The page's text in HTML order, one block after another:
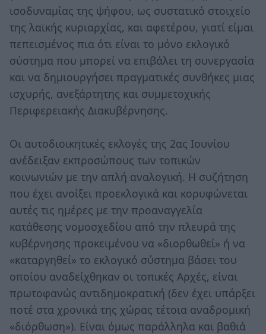
ισοδυναμίας της ψήφου, ως συστατικό στοιχείο
της λαϊκής κυριαρχίας, και αφετέρου, γιατί είμαι
πεπεισμένος πια ότι είναι το μόνο εκλογικό
σύστημα που μπορεί να επιβάλει τη συνεργασία
και να δημιουργήσει πραγματικές συνθήκες μιας
ισχυρής, ανεξάρτητης και συμμετοχικής
Περιφερειακής Διακυβέρνησης.
Οι αυτοδιοικητικές εκλογές της 2ας Ιουνίου
ανέδειξαν εκπροσώπους των τοπικών
κοινωνιών με την απλή αναλογική. Η συζήτηση
που έχει ανοίξει προεκλογικά και κορυφώνεται
αυτές τις ημέρες με την προαναγγελία
κατάθεσης νομοσχεδίου από την πλευρά της
κυβέρνησης προκειμένου να «διορθωθεί» ή να
«καταργηθεί» το εκλογικό σύστημα βάσει του
οποίου αναδείχθηκαν οι τοπικές Αρχές, είναι
πρωτοφανώς αντιδημοκρατική (δεν έχει υπάρξει
ποτέ στα χρονικά της χώρας τέτοια αναδρομική
«διόρθωση»). Είναι όμως παράλληλα και βαθιά